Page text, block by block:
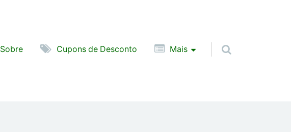
Sobre Cupons de Desconto Mais